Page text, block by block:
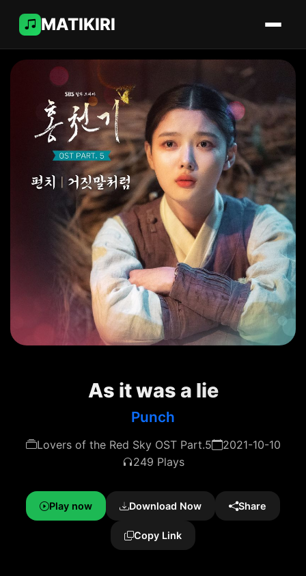
MATIKIRI
As it was a lie
Punch
Lovers of the Red Sky OST Part.5
2021-10-10
249 Plays
Play now Download Now Share
Copy Link